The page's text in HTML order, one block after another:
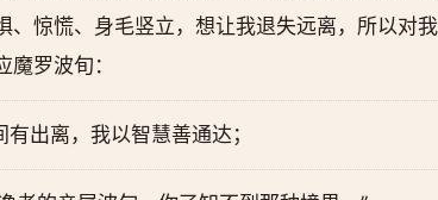
、惊慌、身毛竖立，想让我退失远离，所以对
魔罗波旬：
有出离，我以智慧善通达；